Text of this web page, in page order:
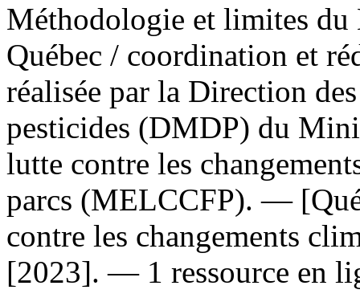
Méthodologie et limites du
Québec / coordination et
réalisée par la Direction
pesticides (DMDP) du
lutte contre les
parcs (MELCCFP). —
contre les changements
[2023]. — 1 ressource en